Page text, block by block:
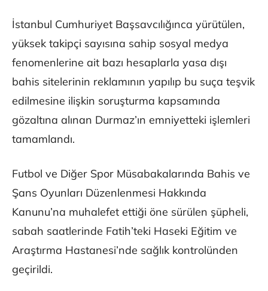
İstanbul Cumhuriyet Başsavcılığınca yürütülen,
yüksek takipçi sayısına sahip sosyal medya
fenomenlerine ait bazı hesaplarla yasa dışı
bahis sitelerinin reklamının yapılıp bu suça teşvik
edilmesine ilişkin soruşturma kapsamında
gözaltına alınan Durmaz’ın emniyetteki işlemleri
tamamlandı.
Futbol ve Diğer Spor Müsabakalarında Bahis ve
Şans Oyunları Düzenlenmesi Hakkında
Kanunu’na muhalefet ettiği öne sürülen şüpheli,
sabah saatlerinde Fatih’teki Haseki Eğitim ve
Araştırma Hastanesi’nde sağlık kontrolünden
geçirildi.